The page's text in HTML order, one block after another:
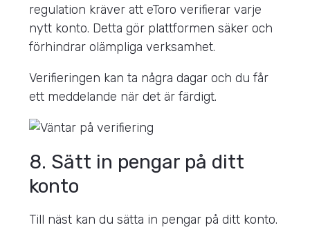
regulation kräver att eToro verifierar varje
nytt konto. Detta gör plattformen säker och
förhindrar olämpliga verksamhet.
Verifieringen kan ta några dagar och du får
ett meddelande när det är färdigt.
8. Sätt in pengar på ditt
konto
Till näst kan du sätta in pengar på ditt konto.